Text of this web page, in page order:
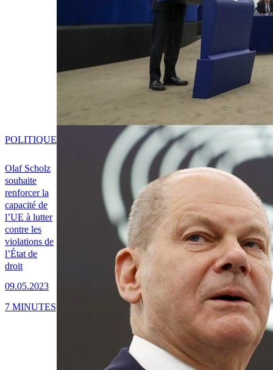
Olaf Scholz
souhaite
renforcer la
capacité de
l’UE à lutter
contre les
violations de
l’État de
droit
09.05.2023
POLITIQUE
7 MINUTES